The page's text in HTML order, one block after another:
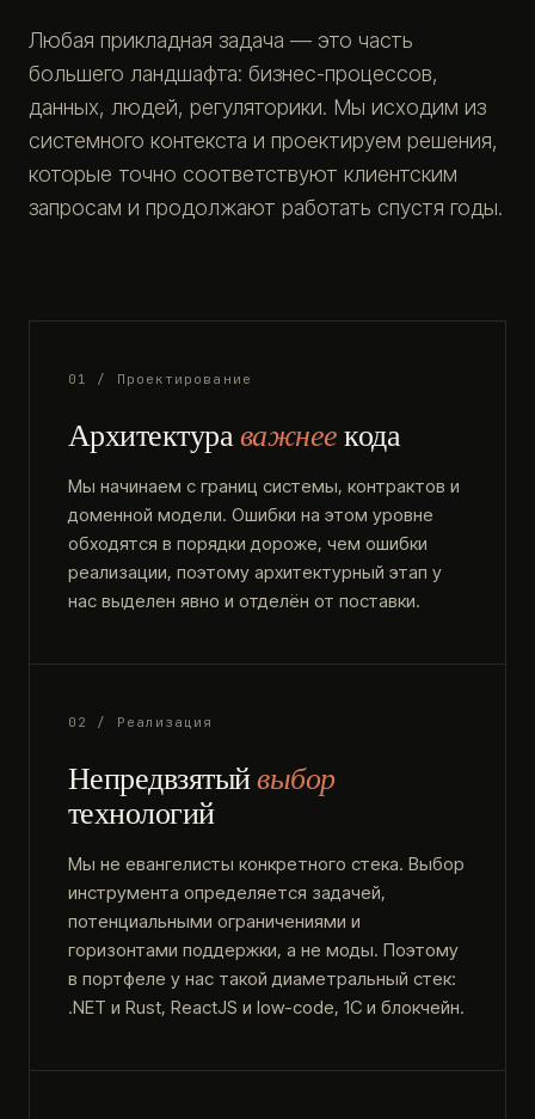
Любая прикладная задача — это часть
большего ландшафта: бизнес-процессов,
данных, людей, регуляторики. Мы исходим из
системного контекста и проектируем решения,
которые точно соответствуют клиентским
запросам и продолжают работать спустя годы.
01 / Проектирование
Архитектураважнеекода
Мы начинаем с границ системы, контрактов и
доменной модели. Ошибки на этом уровне
обходятся в порядки дороже, чем ошибки
реализации, поэтому архитектурный этап у
нас выделен явно и отделён от поставки.
02 / Реализация
Непредвзятыйвыбор
технологий
Мы не евангелисты конкретного стека. Выбор
инструмента определяется задачей,
потенциальными ограничениями и
горизонтами поддержки, а не моды. Поэтому
в портфеле у нас такой диаметральный стек:
.NET и Rust, ReactJS и low-code, 1С и блокчейн.